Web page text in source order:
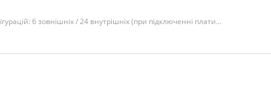
6 зовнішніх / 24 внутрішніх (при підключенні плати...